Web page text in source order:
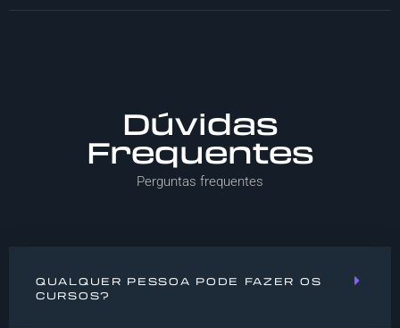
Dúvidas
Frequentes
Perguntas frequentes
QUALQUER PESSOA PODE FAZER OS
CURSOS?